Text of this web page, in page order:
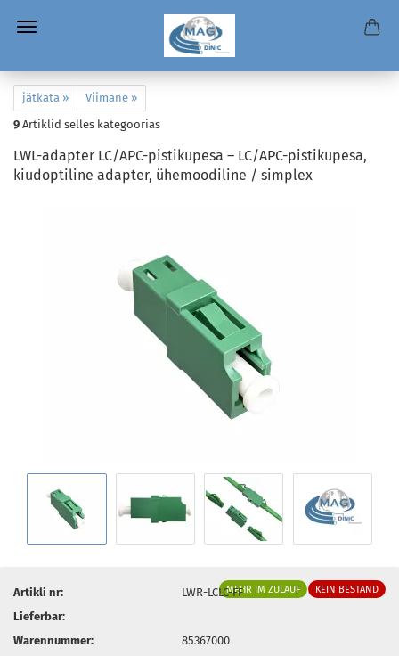
jätkata »
Viimane »
9 Artiklid selles kategoorias
LWL-adapter LC/APC-pistikupesa – LC/APC-pistikupesa,
kiudoptiline adapter, ühemoodiline / simplex
MEHR IM ZULAUF KEIN BESTAND
Artikli nr:
LWR-LCLC-FF
Lieferbar:
Warennummer:
85367000